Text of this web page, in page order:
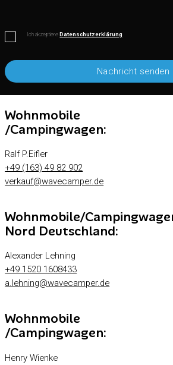
Ich akzeptiere Datenschutzerklärung
Wohnmobile
/Campingwagen:
Ralf P.Eifler
+49 (163) 49 82 902
verkauf@wavecamper.de
Wohnmobile/
Nord Deutschland:
Alexander Lehning
+49 1520 1608433
a.lehning@wavecamper.de
Wohnmobile
/Campingwagen:
Henry Wienke